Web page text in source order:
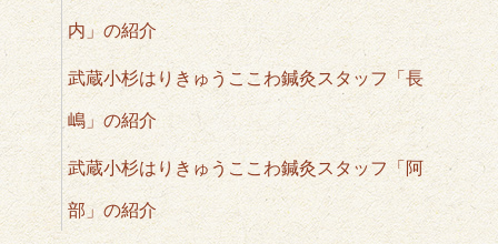
内」の紹介
武蔵小杉はりきゅうここわ鍼灸スタッフ「長
嶋」の紹介
武蔵小杉はりきゅうここわ鍼灸スタッフ「阿
部」の紹介